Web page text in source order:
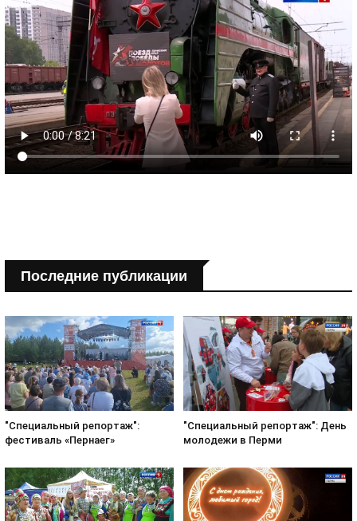
Последние публикации
"Специальный репортаж":
фестиваль «Пернаег»
"Специальный репортаж": День
молодежи в Перми